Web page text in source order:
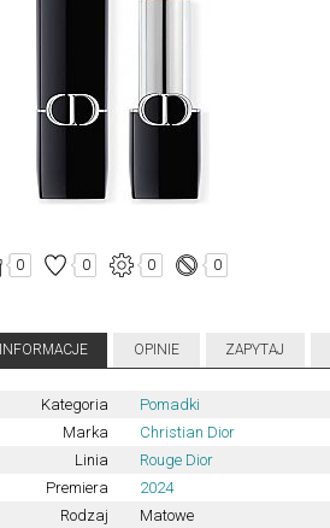
0 0 0 0
INFORMACJE OPINIE ZAPYTAJ
Kategoria
Pomadki
Marka
Christian Dior
Linia
Rouge Dior
Premiera
2024
Rodzaj
Matowe